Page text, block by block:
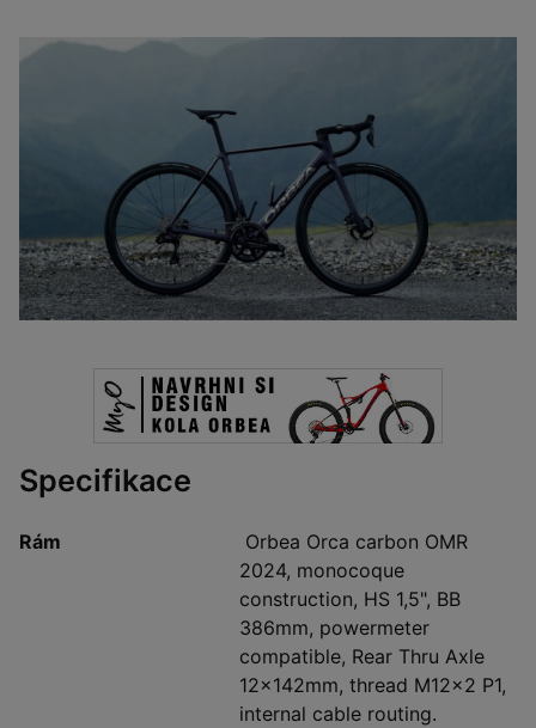
Specifikace
Rám
Orbea Orca carbon OMR
2024, monocoque
construction, HS 1,5", BB
386mm, powermeter
compatible, Rear Thru Axle
12x142mm, thread M12x2 P1,
internal cable routing.